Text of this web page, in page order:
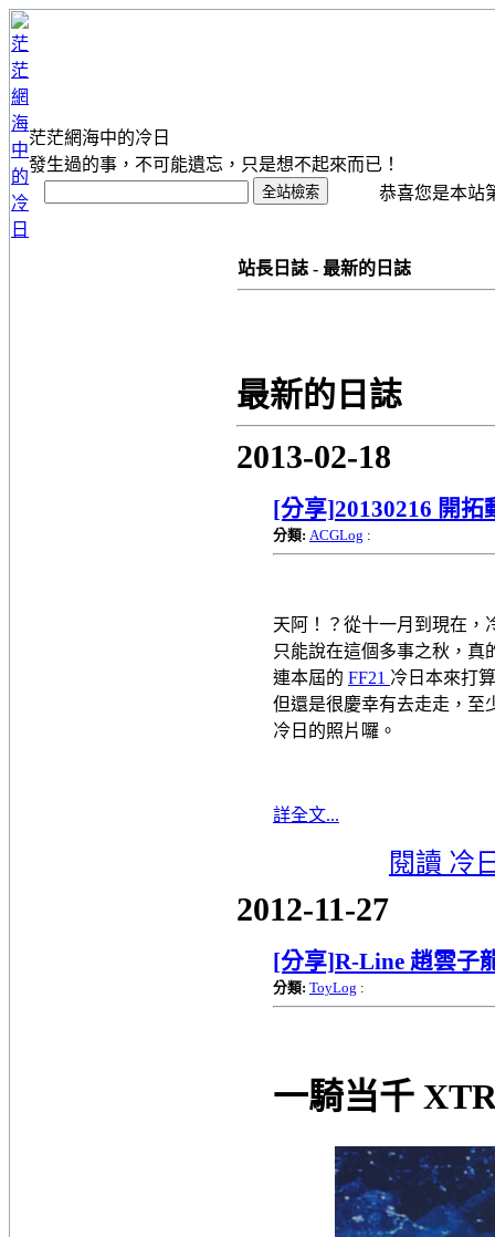
茫茫網海中的冷日
發生過的事，不可能遺忘，只是想不起來而已！
恭喜您是本站
站長日誌 - 最新的日誌
最新的日誌
2013-02-18
[分享]20130216 開拓
分類: ACGLog :
天阿！？從十一月到現在
只能說在這個多事之秋，真
連本屆的 FF21 冷日本來打
但還是很慶幸有去走走，至
冷日的照片囉。
詳全文...
閱讀 冷
2012-11-27
[分享]R-Line 趙雲子
分類: ToyLog :
一騎当千